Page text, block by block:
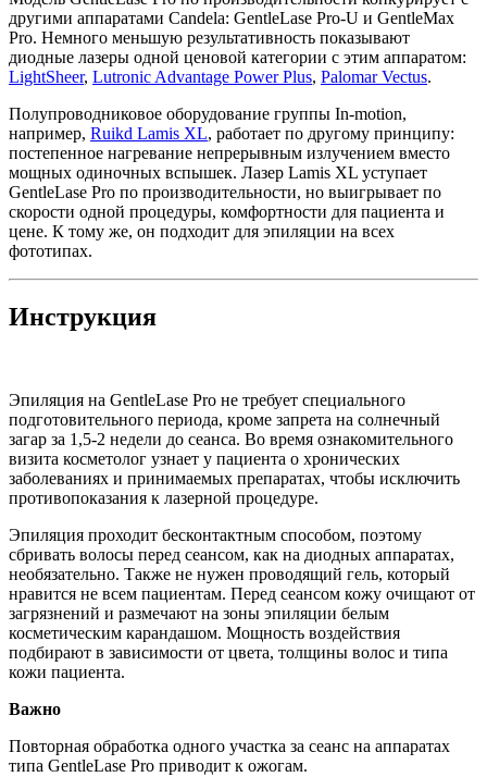
другими аппаратами Candela: GentleLase Pro-U и GentleMax
Pro. Немного меньшую результативность показывают
диодные лазеры одной ценовой категории с этим аппаратом:
LightSheer, Lutronic Advantage Power Plus, Palomar Vectus.
Полупроводниковое оборудование группы In-motion,
например, Ruikd Lamis XL, работает по другому принципу:
постепенное нагревание непрерывным излучением вместо
мощных одиночных вспышек. Лазер Lamis XL уступает
GentleLase Pro по производительности, но выигрывает по
скорости одной процедуры, комфортности для пациента и
цене. К тому же, он подходит для эпиляции на всех
фототипах.
Инструкция
Эпиляция на GentleLase Pro не требует специального
подготовительного периода, кроме запрета на солнечный
загар за 1,5-2 недели до сеанса. Во время ознакомительного
визита косметолог узнает у пациента о хронических
заболеваниях и принимаемых препаратах, чтобы исключить
противопоказания к лазерной процедуре.
Эпиляция проходит бесконтактным способом, поэтому
сбривать волосы перед сеансом, как на диодных аппаратах,
необязательно. Также не нужен проводящий гель, который
нравится не всем пациентам. Перед сеансом кожу очищают от
загрязнений и размечают на зоны эпиляции белым
косметическим карандашом. Мощность воздействия
подбирают в зависимости от цвета, толщины волос и типа
кожи пациента.
Важно
Повторная обработка одного участка за сеанс на аппаратах
типа GentleLase Pro приводит к ожогам.